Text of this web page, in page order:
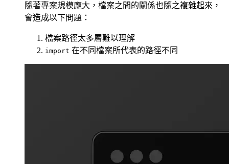
隨著專案規模龐大，檔案之間的關係也隨之複雜起來，
會造成以下問題：
檔案路徑太多層難以理解
import 在不同檔案所代表的路徑不同